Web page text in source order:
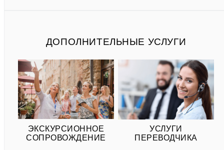
ДОПОЛНИТЕЛЬНЫЕ УСЛУГИ
ЭКСКУРСИОННОЕ
СОПРОВОЖДЕНИЕ
УСЛУГИ
ПЕРЕВОДЧИКА